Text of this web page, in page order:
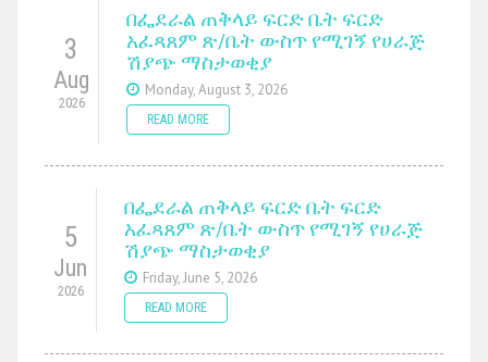
3
Aug
2026
በፌደራል ጠቅላይ ፍርድ ቤት ፍርድ
አፈጻጸም ጽ/ቤት ውስጥ የሚገኝ የሀራጅ
ሽያጭ ማስታወቂያ
Monday, August 3, 2026
READ MORE
5
Jun
2026
በፌደራል ጠቅላይ ፍርድ ቤት ፍርድ
አፈጻጸም ጽ/ቤት ውስጥ የሚገኝ የሀራጅ
ሽያጭ ማስታወቂያ
Friday, June 5, 2026
READ MORE